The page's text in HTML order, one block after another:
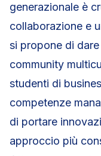
generazionale è
collaborazione e
si propone di
community
studenti di
competenze
di portare
approccio più